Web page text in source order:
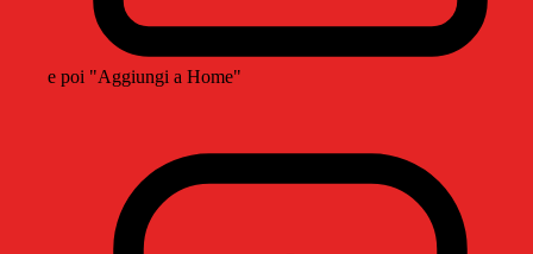
e poi "Aggiungi a Home"